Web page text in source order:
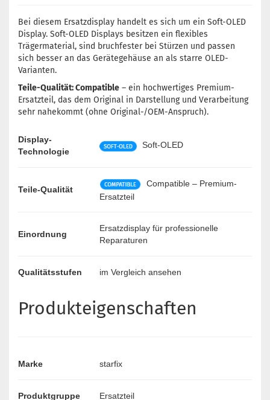
Bei diesem Ersatzdisplay handelt es sich um ein Soft-OLED
Display. Soft-OLED Displays besitzen ein flexibles
Trägermaterial, sind bruchfester bei Stürzen und passen
sich besser an das Gerätegehäuse an als starre OLED-
Varianten.
Teile-Qualität: Compatible – ein hochwertiges Premium-
Ersatzteil, das dem Original in Darstellung und Verarbeitung
sehr nahekommt (ohne Original-/OEM-Anspruch).
Display-
Technologie
Soft-OLED
Teile-Qualität
Compatible – Premium-
Ersatzteil
Einordnung
Ersatzdisplay für professionelle
Reparaturen
Qualitätsstufen im Vergleich ansehen
Produkteigenschaften
Marke starfix
Produktgruppe Ersatzteil